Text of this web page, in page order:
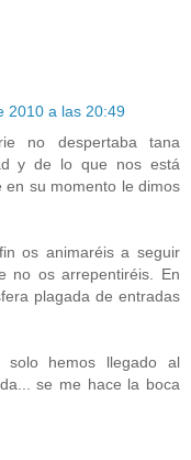
2010 a las 20:49
no despertaba tana
y de lo que nos está
en su momento le dimos
os animaréis a seguir
no os arrepentiréis. En
plagada de entradas
hemos llegado al
se me hace la boca